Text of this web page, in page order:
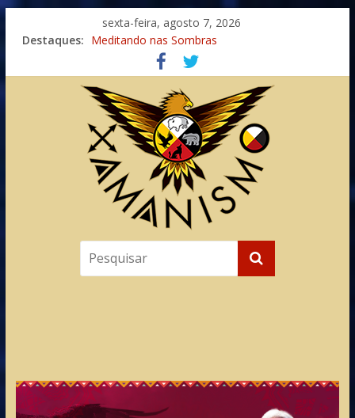
sexta-feira, agosto 7, 2026
Destaques: Imaginação na Cura
Meditando nas Sombras
Autosuficiência: A Jornada do Espírito Ancestral
Xamanismo Universal
Totens – Caminho Espiritual – Crescimento